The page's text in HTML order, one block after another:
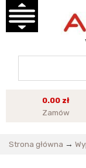
0.00 zł
Zamów
Strona główna →